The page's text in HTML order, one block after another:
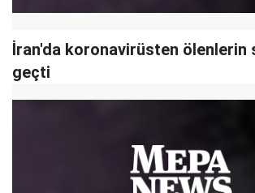
İran'da koronavirüsten ölenlerin
geçti